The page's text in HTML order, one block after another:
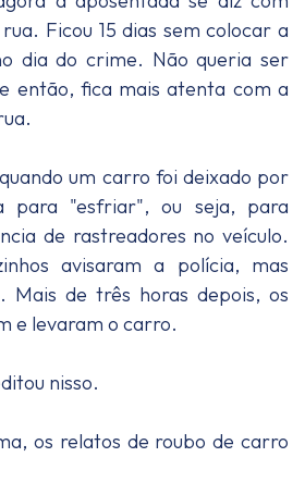
Ficou 15 dias sem colocar a
dia do crime. Não queria ser
então, fica mais atenta com a
um carro foi deixado por
para "esfriar", ou seja, para
de rastreadores no veículo.
avisaram a polícia, mas
Mais de três horas depois, os
e levaram o carro.
nisso.
os relatos de roubo de carro